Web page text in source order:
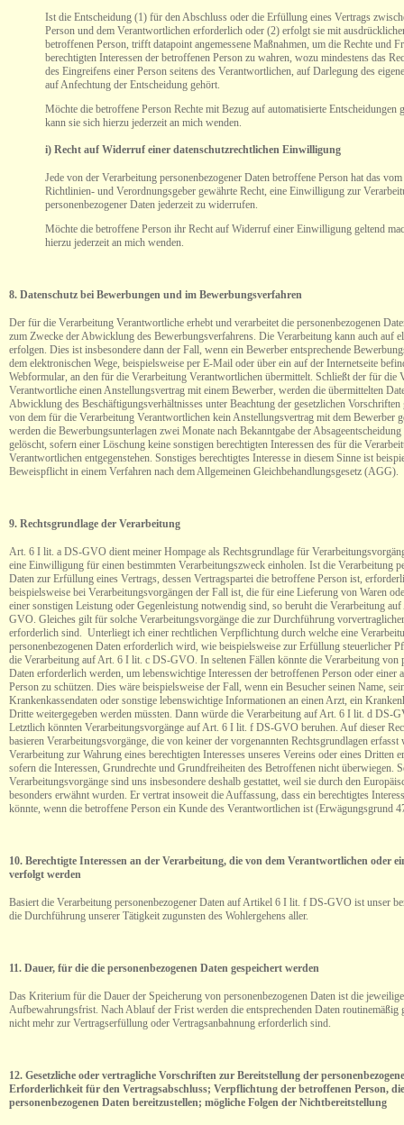
Ist die Entscheidung (1) für den Abschluss oder die Erfüllung eines Vertrags
Person und dem Verantwortlichen erforderlich oder (2) erfolgt sie mit
betroffenen Person, trifft datapoint angemessene Maßnahmen, um die Rechte und
berechtigten Interessen der betroffenen Person zu wahren, wozu mindestens das
des Eingreifens einer Person seitens des Verantwortlichen, auf Darlegung des
auf Anfechtung der Entscheidung gehört.
Möchte die betroffene Person Rechte mit Bezug auf automatisierte Entscheidungen
kann sie sich hierzu jederzeit an mich wenden.
i) Recht auf Widerruf einer datenschutzrechtlichen Einwilligung
Jede von der Verarbeitung personenbezogener Daten betroffene Person hat das
Richtlinien- und Verordnungsgeber gewährte Recht, eine Einwilligung zur
personenbezogener Daten jederzeit zu widerrufen.
Möchte die betroffene Person ihr Recht auf Widerruf einer Einwilligung geltend
hierzu jederzeit an mich wenden.
8. Datenschutz bei Bewerbungen und im Bewerbungsverfahren
Der für die Verarbeitung Verantwortliche erhebt und verarbeitet die personenbezogenen
zum Zwecke der Abwicklung des Bewerbungsverfahrens. Die Verarbeitung kann auch auf
erfolgen. Dies ist insbesondere dann der Fall, wenn ein Bewerber entsprechende
dem elektronischen Wege, beispielsweise per E-Mail oder über ein auf der Internetseite
Webformular, an den für die Verarbeitung Verantwortlichen übermittelt. Schließt der für die
Verantwortliche einen Anstellungsvertrag mit einem Bewerber, werden die übermittelten
Abwicklung des Beschäftigungsverhältnisses unter Beachtung der gesetzlichen Vorschriften
von dem für die Verarbeitung Verantwortlichen kein Anstellungsvertrag mit dem Bewerber
werden die Bewerbungsunterlagen zwei Monate nach Bekanntgabe der Absageentscheidung
gelöscht, sofern einer Löschung keine sonstigen berechtigten Interessen des für die
Verantwortlichen entgegenstehen. Sonstiges berechtigtes Interesse in diesem Sinne ist
Beweispflicht in einem Verfahren nach dem Allgemeinen Gleichbehandlungsgesetz (AGG).
9. Rechtsgrundlage der Verarbeitung
Art. 6 I lit. a DS-GVO dient meiner Hompage als Rechtsgrundlage für
eine Einwilligung für einen bestimmten Verarbeitungszweck einholen. Ist die Verarbeitung
Daten zur Erfüllung eines Vertrags, dessen Vertragspartei die betroffene Person ist,
beispielsweise bei Verarbeitungsvorgängen der Fall ist, die für eine Lieferung von Waren
einer sonstigen Leistung oder Gegenleistung notwendig sind, so beruht die Verarbeitung
GVO. Gleiches gilt für solche Verarbeitungsvorgänge die zur Durchführung
erforderlich sind. Unterliegt ich einer rechtlichen Verpflichtung durch welche eine
personenbezogenen Daten erforderlich wird, wie beispielsweise zur Erfüllung steuerlicher
die Verarbeitung auf Art. 6 I lit. c DS-GVO. In seltenen Fällen könnte die Verarbeitung von
Daten erforderlich werden, um lebenswichtige Interessen der betroffenen Person oder einer
Person zu schützen. Dies wäre beispielsweise der Fall, wenn ein Besucher seinen Name,
Krankenkassendaten oder sonstige lebenswichtige Informationen an einen Arzt, ein
Dritte weitergegeben werden müssten. Dann würde die Verarbeitung auf Art. 6 I lit. d DS-
Letztlich könnten Verarbeitungsvorgänge auf Art. 6 I lit. f DS-GVO beruhen. Auf dieser
basieren Verarbeitungsvorgänge, die von keiner der vorgenannten Rechtsgrundlagen erfasst
Verarbeitung zur Wahrung eines berechtigten Interesses unseres Vereins oder eines Dritten
sofern die Interessen, Grundrechte und Grundfreiheiten des Betroffenen nicht überwiegen.
Verarbeitungsvorgänge sind uns insbesondere deshalb gestattet, weil sie durch den
besonders erwähnt wurden. Er vertrat insoweit die Auffassung, dass ein berechtigtes
könnte, wenn die betroffene Person ein Kunde des Verantwortlichen ist (Erwägungsgrund
10. Berechtigte Interessen an der Verarbeitung, die von dem Verantwortlichen oder
verfolgt werden
Basiert die Verarbeitung personenbezogener Daten auf Artikel 6 I lit. f DS-GVO ist unser
die Durchführung unserer Tätigkeit zugunsten des Wohlergehens aller.
11. Dauer, für die die personenbezogenen Daten gespeichert werden
Das Kriterium für die Dauer der Speicherung von personenbezogenen Daten ist die
Aufbewahrungsfrist. Nach Ablauf der Frist werden die entsprechenden Daten routinemäßig
nicht mehr zur Vertragserfüllung oder Vertragsanbahnung erforderlich sind.
12. Gesetzliche oder vertragliche Vorschriften zur Bereitstellung der
Erforderlichkeit für den Vertragsabschluss; Verpflichtung der betroffenen Person, die
personenbezogenen Daten bereitzustellen; mögliche Folgen der Nichtbereitstellung